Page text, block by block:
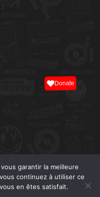
garantir la meilleure
continuez à utiliser ce
en êtes satisfait.
Donate